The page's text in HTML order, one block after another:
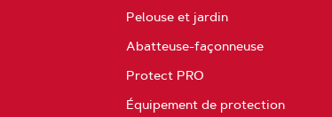
Pelouse et jardin
Abatteuse-façonneuse
Protect PRO
Équipement de protection